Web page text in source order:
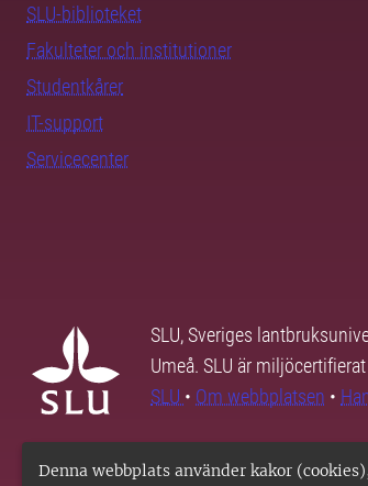
Denna webbplats använder kakor
SLU-biblioteket
Fakulteter och institutioner
Studentkårer
IT-support
Servicecenter
SLU, Sveriges
Umeå. SLU är
SLU • Om webbplatsen •